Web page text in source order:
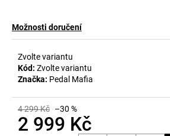
Možnosti doručení
Zvolte variantu
Kód: Zvolte variantu
Značka: Pedal Mafia
4 299 Kč –30 %
2 999 Kč